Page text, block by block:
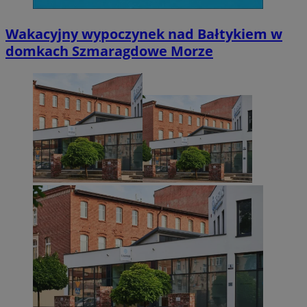
Wakacyjny wypoczynek nad Bałtykiem w
domkach Szmaragdowe Morze